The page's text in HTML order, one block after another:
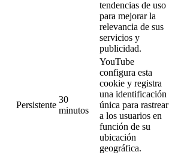
tendencias de uso
para mejorar la
relevancia de sus
servicios y
publicidad.
Persistente
30
minutos
YouTube
configura esta
cookie y registra
una identificación
única para rastrear
a los usuarios en
función de su
ubicación
geográfica.